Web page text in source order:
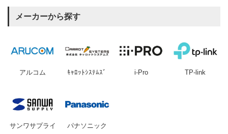
メーカーから探す
アルコム ｷｬﾛｯﾄｼｽﾃﾑｽﾞ i-Pro TP-link
サンワサプライ パナソニック